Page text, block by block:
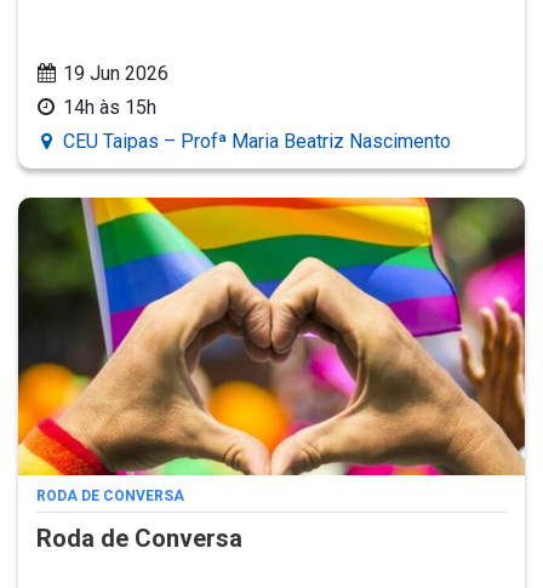
19 Jun 2026
14h às 15h
CEU Taipas – Profª Maria Beatriz Nascimento
RODA DE CONVERSA
Roda de Conversa